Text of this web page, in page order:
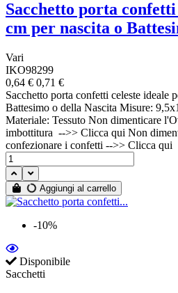
Sacchetto porta confetti
cm per nascita o
Vari
IKO98299
0,64 € 0,71 €
Sacchetto porta confetti celeste ideale
Battesimo o della Nascita Misure:
Materiale: Tessuto Non dimenticare
imbottitura -->> Clicca qui Non
confezionare i confetti -->> Clicca qui
Aggiungi al carrello
-10%
Disponibile
Sacchetti